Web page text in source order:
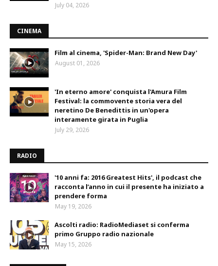
July 04, 2026
CINEMA
Film al cinema, 'Spider-Man: Brand New Day'
August 01, 2026
'In eterno amore' conquista l'Amura Film
Festival: la commovente storia vera del
neretino De Benedittis in un'opera
interamente girata in Puglia
July 29, 2026
RADIO
'10 anni fa: 2016 Greatest Hits', il podcast che
racconta l’anno in cui il presente ha iniziato a
prendere forma
May 19, 2026
Ascolti radio: RadioMediaset si conferma
primo Gruppo radio nazionale
May 15, 2026